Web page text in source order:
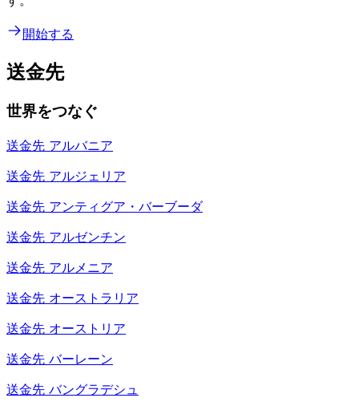
開始する
送金先
世界をつなぐ
送金先 アルバニア
送金先 アルジェリア
送金先 アンティグア・バーブーダ
送金先 アルゼンチン
送金先 アルメニア
送金先 オーストラリア
送金先 オーストリア
送金先 バーレーン
送金先 バングラデシュ